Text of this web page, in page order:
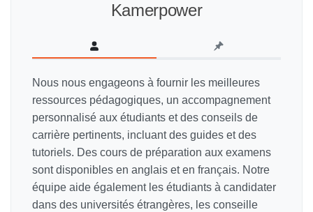
Kamerpower
Nous nous engageons à fournir les meilleures
ressources pédagogiques, un accompagnement
personnalisé aux étudiants et des conseils de
carrière pertinents, incluant des guides et des
tutoriels. Des cours de préparation aux examens
sont disponibles en anglais et en français. Notre
équipe aide également les étudiants à candidater
dans des universités étrangères, les conseille